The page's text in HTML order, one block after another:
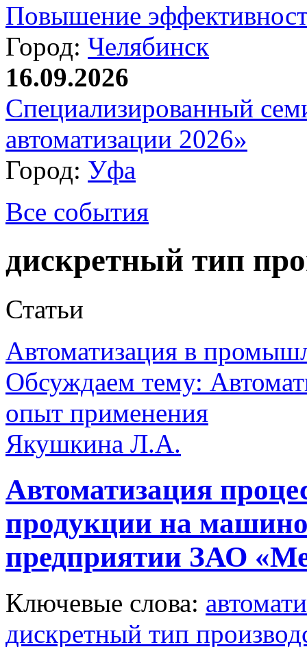
Повышение
Город: Челябинск
16.09.2026
Специализированный
автоматизации 2026»
Город: Уфа
Все события
дискретный тип
Статьи
Автоматизация в
Обсуждаем тему:
опыт применения
Якушкина Л.А.
Автоматизация
продукции на
предприятии ЗАО
Ключевые слова:
дискретный тип